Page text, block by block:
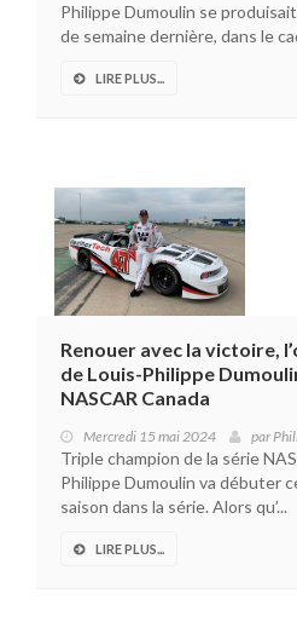
Philippe Dumoulin se
de semaine dernière, dans le
LIRE PLUS...
Renouer avec la victoire,
de Louis-Philippe
NASCAR Canada
Mercredi 15 mai 2024 par
Triple champion de la série
Philippe Dumoulin va débuter
saison dans la série. Alors qu’...
LIRE PLUS...